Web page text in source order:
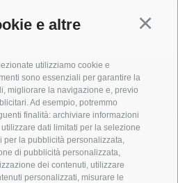
e altre
utilizziamo cookie e
sono essenziali per garantire la
migliorare la navigazione e, previo
Ad esempio, potremmo
finalità: archiviare informazioni
dati limitati per la selezione
la pubblicità personalizzata,
di pubblicità personalizzata,
dei contenuti, utilizzare
personalizzati, misurare le
REGIONE
SPORT E
MOMENTI
SCIARE